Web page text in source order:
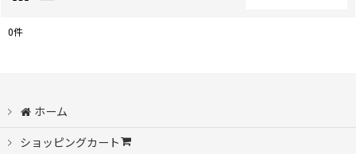
並び順
0件
ホーム
ショッピングカート